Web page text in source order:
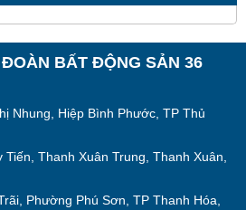
BẤT ĐỘNG SẢN 36
Nhung, Hiệp Bình Phước, TP Thủ
Thanh Xuân Trung, Thanh Xuân,
Phường Phú Sơn, TP Thanh Hóa,